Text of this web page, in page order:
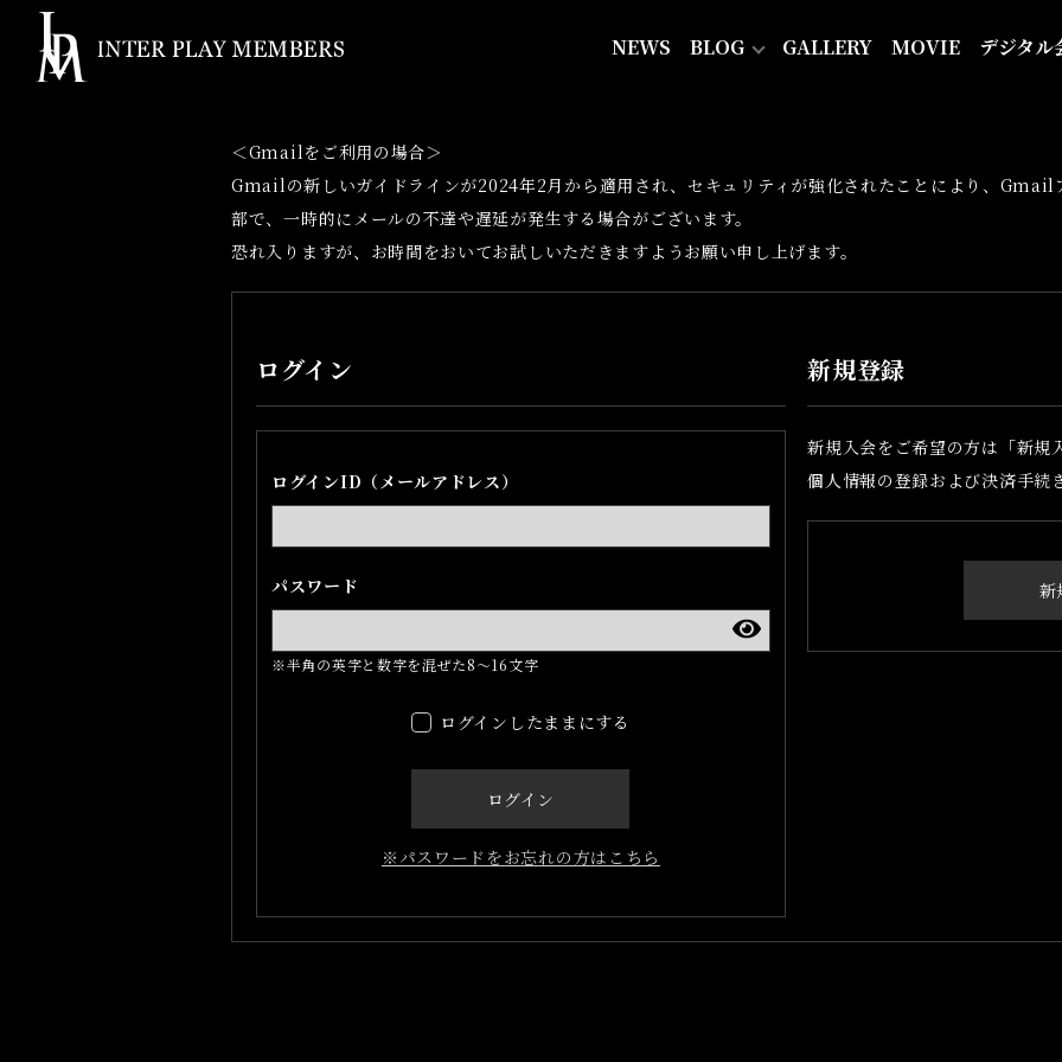
NEWS BLOG GALLERY MOVIE デジタル
＜Gmailをご利用の場合＞
Gmailの新しいガイドラインが2024年2月から適用され、セキュリティが強化されたことにより、Gmail
部で、一時的にメールの不達や遅延が発生する場合がございます。
恐れ入りますが、お時間をおいてお試しいただきますようお願い申し上げます。
ログイン
ログインID（メールアドレス）
パスワード
※半角の英字と数字を混ぜた8～16文字
ログインしたままにする
ログイン
※パスワードをお忘れの方はこちら
新規登録
新規入会をご希望の方は「新規
個人情報の登録および決済手続
新